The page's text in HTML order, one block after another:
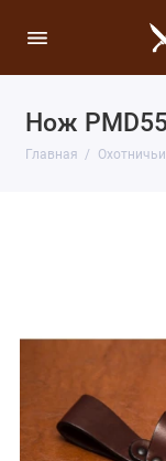
Нож
Главная